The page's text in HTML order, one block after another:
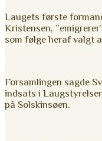
Laugets første
Kristensen,
som følge heraf valgt
Forsamlingen sagde
indsats i
på Solskinsøen.